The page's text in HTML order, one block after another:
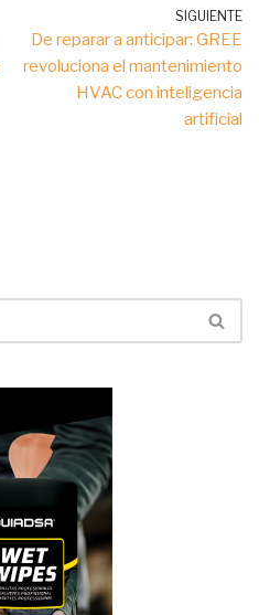
SIGUIENTE
De reparar a anticipar: GREE
revoluciona el mantenimiento
HVAC con inteligencia
artificial